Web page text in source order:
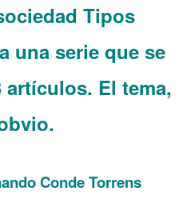
Tipos
una serie que se
El tema,
Conde Torrens